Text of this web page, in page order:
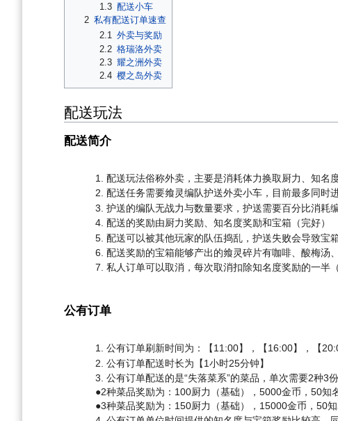
1.3 配送小车
2 私有配送订单速查
2.1 外卖与奖励
2.2 格瑞洛外卖
2.3 耀之洲外卖
2.4 樱之岛外卖
配送玩法
配送简介
配送玩法俗称外卖，主要是消耗体力换取厨力、知名
配送任务需要飨灵编队护送外卖小车，目前最多同时
护送的编队无战力与数量要求，护送需要百分比消耗
配送的奖励由厨力奖励、知名度奖励和宝箱（完好）
配送可以被其他玩家的队伍捣乱，护送失败会导致宝
配送奖励的宝箱能够产出的飨灵碎片有咖啡、酸梅汤
私人订单可以取消，每次取消扣除知名度奖励的一半
公有订单
公有订单刷新时间为：【11:00】，【16:00】，【
公有订单配送时长为【1小时25分钟】
公有订单配送的是“失落菜系”的菜品，单次需要2种3
●2种菜品奖励为：100厨力（基础），5000金币，50知
●3种菜品奖励为：150厨力（基础），15000金币，50